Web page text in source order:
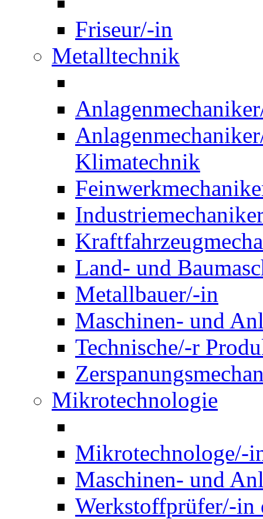
Friseur/-in
Metalltechnik
Klimatechnik
Land- und
Metallbauer/-in
Maschinen- und
Technische/-r
Mikrotechnologie
Mikrotechnologe/-
Maschinen- und
Werkstoffprüfer/-in